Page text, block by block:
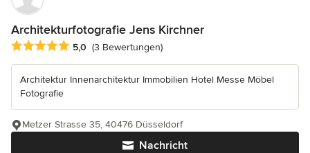
Architekturfotografie Jens Kirchner
Durchschnittliche Bewertung: 5 von 5 Sternen
5,0 (3 Bewertungen)
Architektur Innenarchitektur Immobilien Hotel Messe Möbel
Fotografie
Nachricht
Metzer Strasse 35, 40476 Düsseldorf